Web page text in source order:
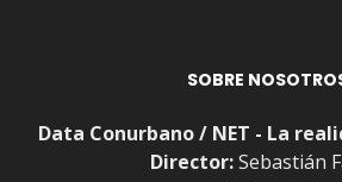
SOBRE
Data Conurbano / NET - La
Director:Sebastián